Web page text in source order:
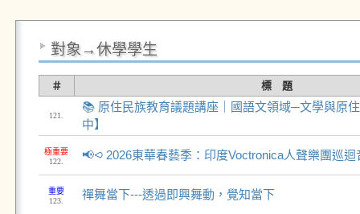
對象→休學學生
＃ 標 題
121.
📚 原住民族教育議題講座｜國語文領域─文學與原
中】
極重要
122.
📢⪦ 2026東華春藝季：印度Voctronica人聲樂團巡迴
重要
123.
禪舞當下---透過即興舞動，覺知當下